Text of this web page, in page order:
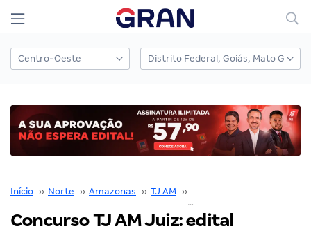
Início ›› Norte ›› Amazonas ›› TJ AM ››
Concurso TJ AM Juiz: edital